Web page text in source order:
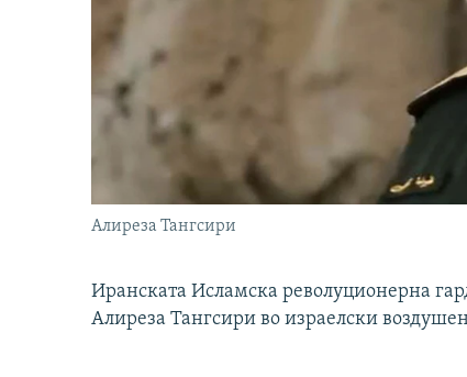
Алиреза Тангсири
Иранската Исламска револуционерна
Алиреза Тангсири во израелски